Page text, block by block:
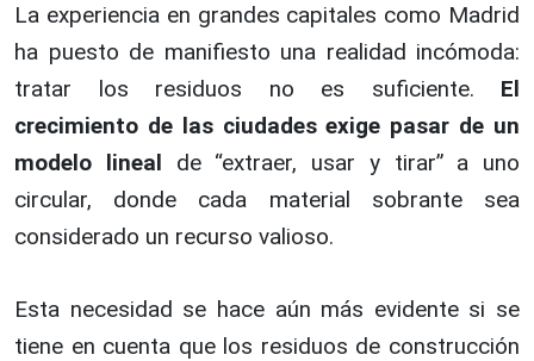
La experiencia en grandes capitales como Madrid
ha puesto de manifiesto una realidad incómoda:
tratar los residuos no es suficiente. El
crecimiento de las ciudades exige pasar de un
modelo lineal de “extraer, usar y tirar” a uno
circular, donde cada material sobrante sea
considerado un recurso valioso.
Esta necesidad se hace aún más evidente si se
tiene en cuenta que los residuos de construcción